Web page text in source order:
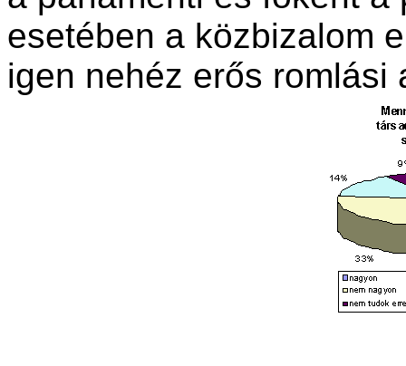
esetében a közbizalom
igen nehéz erős romlási